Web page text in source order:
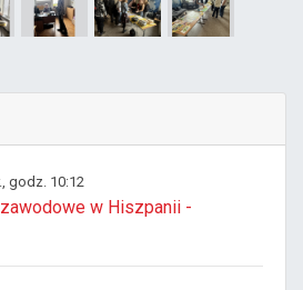
godz. 10:12
w Hiszpanii -